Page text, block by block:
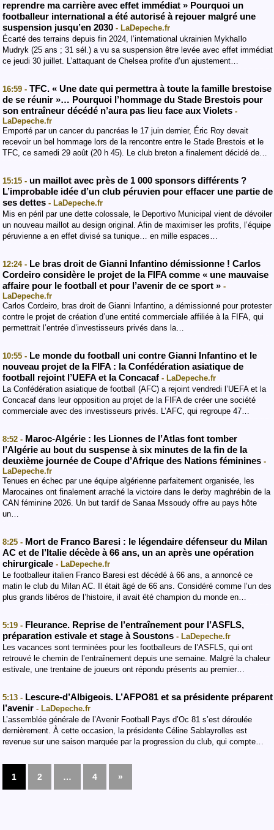
reprendre ma carrière avec effet immédiat » Pourquoi un
footballeur international a été autorisé à rejouer malgré une
suspension jusqu’en 2030 - LaDepeche.fr
Écarté des terrains depuis fin 2024, l’international ukrainien Mykhaïlo
Mudryk (25 ans ; 31 sél.) a vu sa suspension être levée avec effet immédiat
ce jeudi 30 juillet. L’attaquant de Chelsea profite d’un ajustement…
16:59 - TFC. « Une date qui permettra à toute la famille brestoise
de se réunir »… Pourquoi l’hommage du Stade Brestois pour
son entraîneur décédé n’aura pas lieu face aux Violets -
LaDepeche.fr
Emporté par un cancer du pancréas le 17 juin dernier, Éric Roy devait
recevoir un bel hommage lors de la rencontre entre le Stade Brestois et le
TFC, ce samedi 29 août (20 h 45). Le club breton a finalement décidé de…
15:15 - un maillot avec près de 1 000 sponsors différents ?
L’improbable idée d’un club péruvien pour effacer une partie de
ses dettes - LaDepeche.fr
Mis en péril par une dette colossale, le Deportivo Municipal vient de dévoiler
un nouveau maillot au design original. Afin de maximiser les profits, l’équipe
péruvienne a en effet divisé sa tunique… en mille espaces…
12:24 - Le bras droit de Gianni Infantino démissionne ! Carlos
Cordeiro considère le projet de la FIFA comme « une mauvaise
affaire pour le football et pour l’avenir de ce sport » -
LaDepeche.fr
Carlos Cordeiro, bras droit de Gianni Infantino, a démissionné pour protester
contre le projet de création d’une entité commerciale affiliée à la FIFA, qui
permettrait l’entrée d’investisseurs privés dans la…
10:55 - Le monde du football uni contre Gianni Infantino et le
nouveau projet de la FIFA : la Confédération asiatique de
football rejoint l’UEFA et la Concacaf - LaDepeche.fr
La Confédération asiatique de football (AFC) a rejoint vendredi l’UEFA et la
Concacaf dans leur opposition au projet de la FIFA de créer une société
commerciale avec des investisseurs privés. L’AFC, qui regroupe 47…
8:52 - Maroc-Algérie : les Lionnes de l’Atlas font tomber
l’Algérie au bout du suspense à six minutes de la fin de la
deuxième journée de Coupe d’Afrique des Nations féminines -
LaDepeche.fr
Tenues en échec par une équipe algérienne parfaitement organisée, les
Marocaines ont finalement arraché la victoire dans le derby maghrébin de la
CAN féminine 2026. Un but tardif de Sanaa Mssoudy offre au pays hôte
un…
8:25 - Mort de Franco Baresi : le légendaire défenseur du Milan
AC et de l’Italie décède à 66 ans, un an après une opération
chirurgicale - LaDepeche.fr
Le footballeur italien Franco Baresi est décédé à 66 ans, a annoncé ce
matin le club du Milan AC. Il était âgé de 66 ans. Considéré comme l’un des
plus grands libéros de l’histoire, il avait été champion du monde en…
5:19 - Fleurance. Reprise de l’entraînement pour l’ASFLS,
préparation estivale et stage à Soustons - LaDepeche.fr
Les vacances sont terminées pour les footballeurs de l’ASFLS, qui ont
retrouvé le chemin de l’entraînement depuis une semaine. Malgré la chaleur
estivale, une trentaine de joueurs ont répondu présents au premier…
5:13 - Lescure-d’Albigeois. L’AFPO81 et sa présidente préparent
l’avenir - LaDepeche.fr
L’assemblée générale de l’Avenir Football Pays d’Oc 81 s’est déroulée
dernièrement. À cette occasion, la présidente Céline Sablayrolles est
revenue sur une saison marquée par la progression du club, qui compte…
1 2 … 4 »